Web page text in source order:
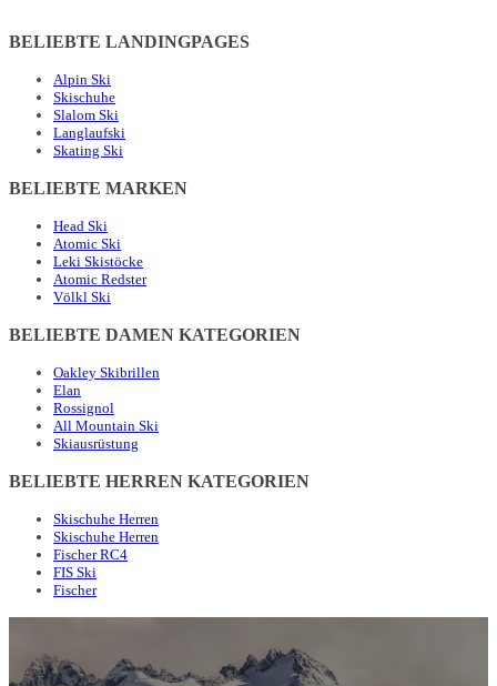
BELIEBTE LANDINGPAGES
Alpin Ski
Skischuhe
Slalom Ski
Langlaufski
Skating Ski
BELIEBTE MARKEN
Head Ski
Atomic Ski
Leki Skistöcke
Atomic Redster
Völkl Ski
BELIEBTE DAMEN KATEGORIEN
Oakley Skibrillen
Elan
Rossignol
All Mountain Ski
Skiausrüstung
BELIEBTE HERREN KATEGORIEN
Skischuhe Herren
Skischuhe Herren
Fischer RC4
FIS Ski
Fischer